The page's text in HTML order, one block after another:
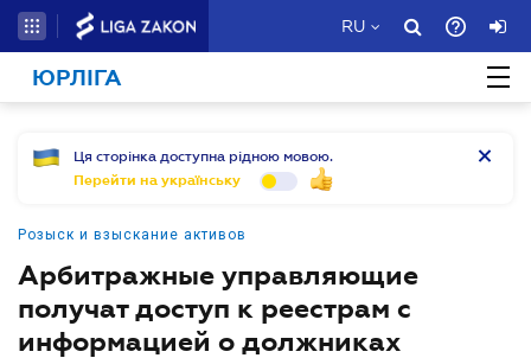
RU
ЮРЛІГА
Ця сторінка доступна рідною мовою.
Перейти на українську
Розыск и взыскание активов
Арбитражные управляющие
получат доступ к реестрам с
информацией о должниках